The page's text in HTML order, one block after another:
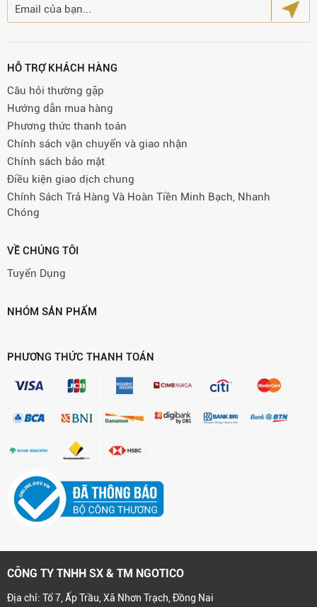
HỖ TRỢ KHÁCH HÀNG
Câu hỏi thường gặp
Hướng dẫn mua hàng
Phương thức thanh toán
Chính sách vận chuyển và giao nhận
Chính sách bảo mật
Điều kiện giao dịch chung
Chính Sách Trả Hàng Và Hoàn Tiền Minh Bạch, Nhanh
Chóng
VỀ CHÚNG TÔI
Tuyển Dụng
NHÓM SẢN PHẨM
PHƯƠNG THỨC THANH TOÁN
CÔNG TY TNHH SX & TM NGOTICO
Địa chỉ: Tổ 7, Ấp Trầu, Xã Nhơn Trạch, Đồng Nai